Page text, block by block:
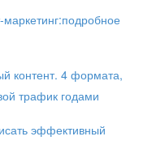
контент. 4 формата,
трафик годами
эффективный